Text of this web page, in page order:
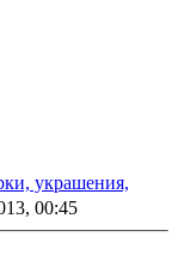
украшения,
00:45